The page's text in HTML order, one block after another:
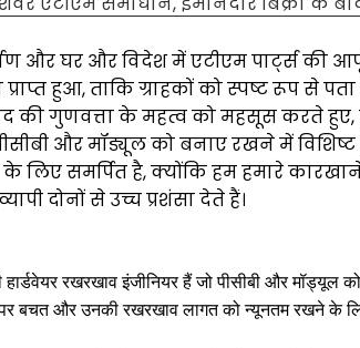
और घर और विदेश में एटीएम पार्ट्स की
हुआ, ताकि ग्राहकों को स्पष्ट रूप से
की गुणवत्ता के महत्व को महसूस करते हुए,
और मॉड्यूल को बनाए रखने में विशिष्ट
के लिए समर्पित है, क्योंकि हम हमारे
दोनों से उच्च प्रशंसा देते हैं।
रखरखाव इंजीनियर हैं जो पीसीबी और मॉड्यूल
बचत और उनकी रखरखाव लागत को न्यूनतम रखने के